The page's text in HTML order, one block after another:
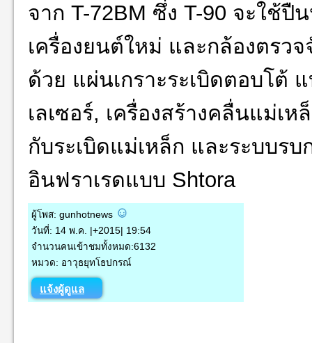
จาก T-72BM ซึ่ง T-90 จะใช้
เครื่องยนต์ใหม่ และกล้องตรว
ด้วย แผ่นเกราะระเบิดตอบโต้
เลเซอร์, เครื่องสร้างคลื่นแม่เห
กับระเบิดแม่เหลก และระบบร
อินฟราเรดแบบ Shtora
ผู้โพส: gunhotnews
วันที่: 14 พ.ค. |+2015| 19:54
จำนวนคนเข้าชมทั้งหมด:6132
หมวด: อาวุธยุทโธปกรณ์
แจ้งผู้ดูแล